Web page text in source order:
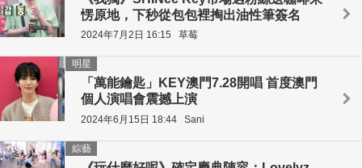
愣原地，下秒從包包裡掏出油性筆簽名
2024年7月2日 16:15 草莓
「萬能鑰匙」KEY澳門7.28開唱 首度澳門
個人演唱會震撼上演
明星
2024年6月15日 18:44 Sani
綜藝